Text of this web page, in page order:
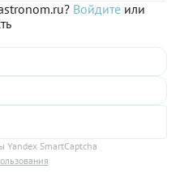
Войдите или
SmartCaptcha